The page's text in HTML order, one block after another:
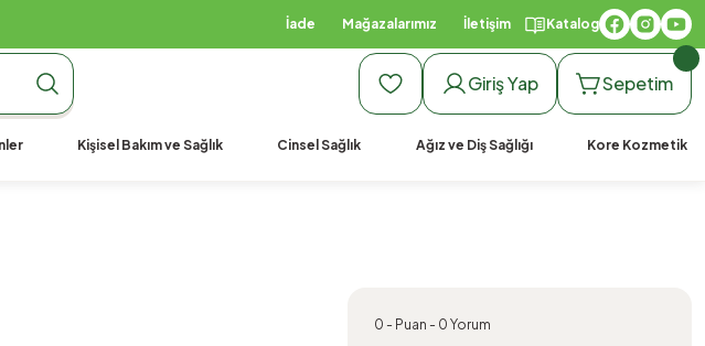
Ücretsiz Kargo
İade Mağazalarımız İletişim Katalog
Giriş Yap Sepetim
Kişisel Bakım ve Sağlık Cinsel Sağlık Ağız ve Diş Sağlığı Kore Kozmetik
0 - Puan - 0 Yorum